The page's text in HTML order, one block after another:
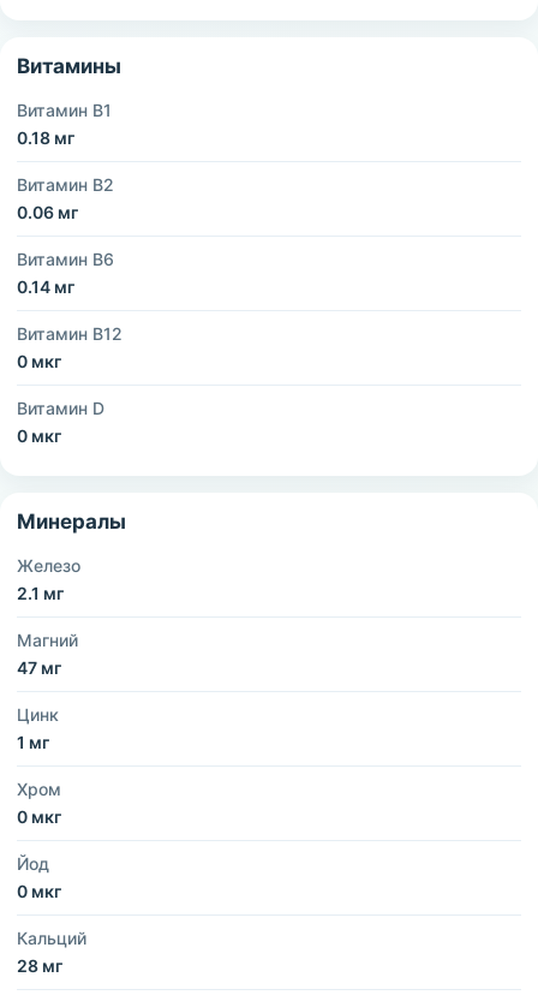
Витамины
Витамин B1
0.18 мг
Витамин B2
0.06 мг
Витамин B6
0.14 мг
Витамин B12
0 мкг
Витамин D
0 мкг
Минералы
Железо
2.1 мг
Магний
47 мг
Цинк
1 мг
Хром
0 мкг
Йод
0 мкг
Кальций
28 мг